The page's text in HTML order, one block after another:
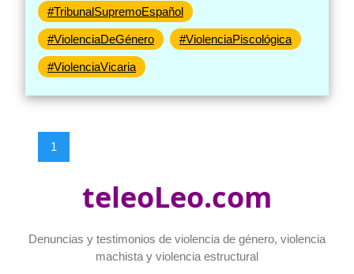
#TribunalSupremoEspañol
#ViolenciaDeGénero #ViolenciaPiscológica
#ViolenciaVicaria
1
teleoLeo.com
Denuncias y testimonios de violencia de género, violencia
machista y violencia estructural